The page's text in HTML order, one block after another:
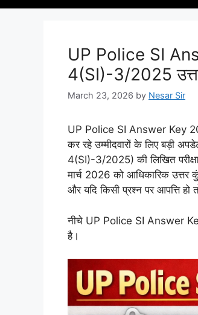
UP Police SI
4(SI)-3/2025
March 23, 2026 by Nesar Sir
UP Police SI Answer Key
कर रहे उम्मीदवारों के लिए बड़ी
4(SI)-3/2025) की लिखित
मार्च 2026 को आधिकारिक उत्तर
और यदि किसी प्रश्न पर आपत्ति
नीचे UP Police SI Answer Key
है।